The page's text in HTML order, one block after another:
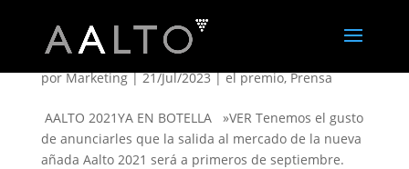
porMarketing|21/Jul/2023|el premio,Prensa
AALTO 2021YA EN BOTELLA »VER Tenemos el gusto
de anunciarles que la salida al mercado de la nueva
añada Aalto 2021 será a primeros de septiembre.